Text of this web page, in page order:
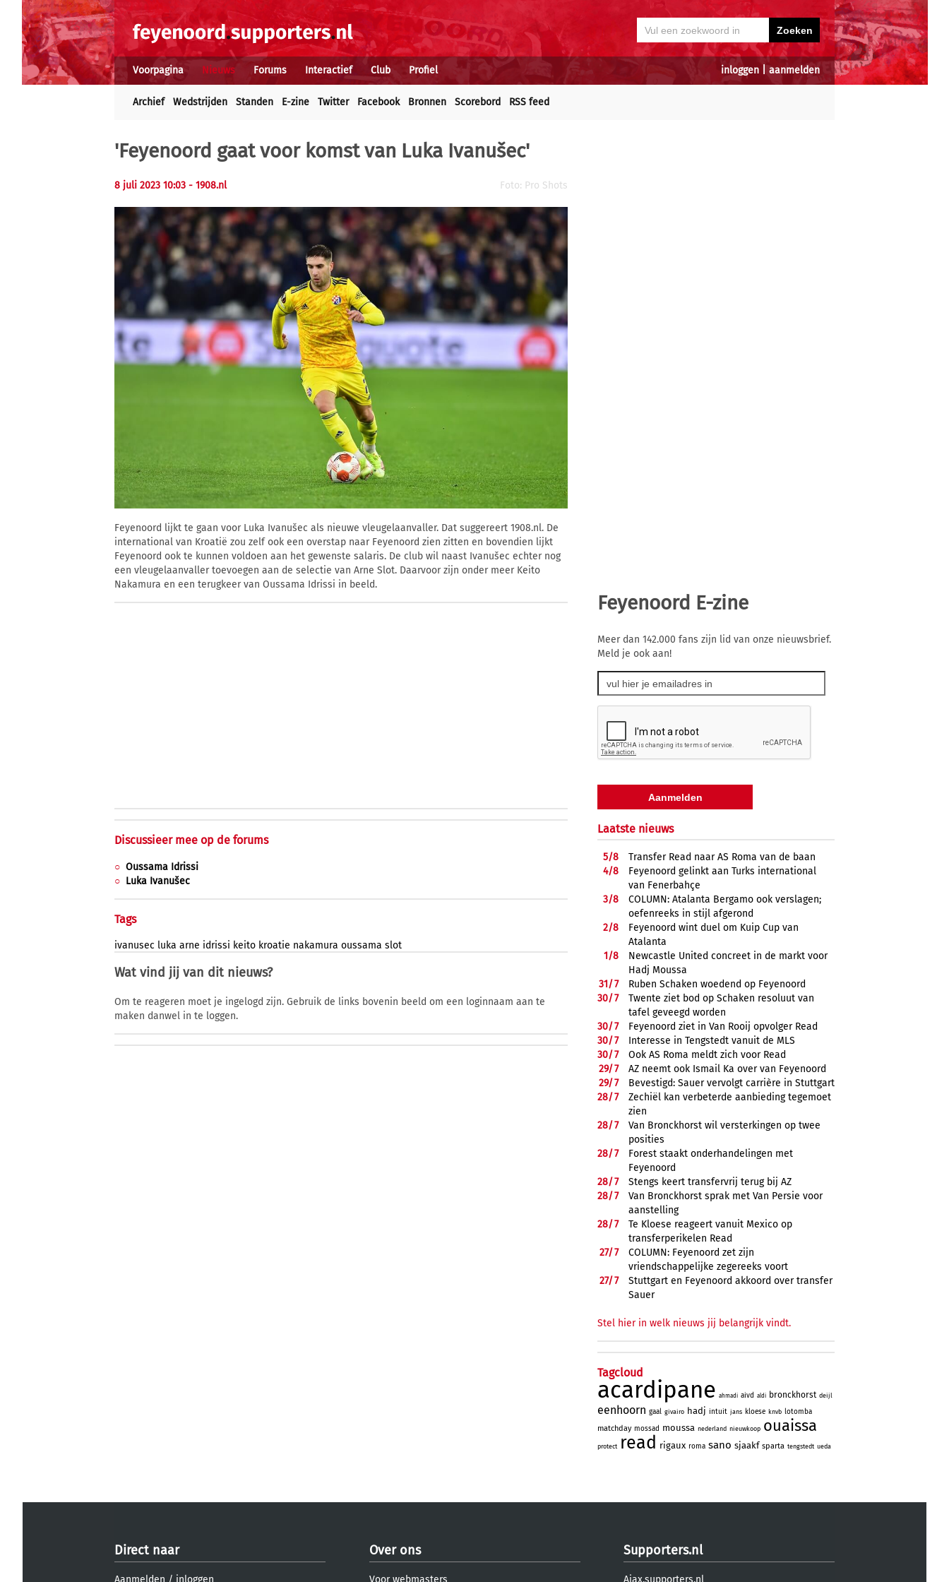
inloggen aanmelden
Voorpagina Nieuws Forums Interactief Club Profiel
Archief Wedstrijden Standen E-zine Twitter Facebook Bronnen Scorebord RSS feed
'Feyenoord gaat voor komst van Luka Ivanušec'
8 juli 2023 10:03 - 1908.nl Foto: Pro Shots
Feyenoord lijkt te gaan voor Luka Ivanušec als nieuwe vleugelaanvaller. Dat suggereert 1908.nl. De
international van Kroatië zou zelf ook een overstap naar Feyenoord zien zitten en bovendien lijkt
Feyenoord ook te kunnen voldoen aan het gewenste salaris. De club wil naast Ivanušec echter nog
een vleugelaanvaller toevoegen aan de selectie van Arne Slot. Daarvoor zijn onder meer Keito
Nakamura en een terugkeer van Oussama Idrissi in beeld.
Discussieer mee op de forums
Oussama Idrissi
Luka Ivanušec
Tags
ivanusec luka arne idrissi keito kroatie nakamura oussama slot
Wat vind jij van dit nieuws?
Om te reageren moet je ingelogd zijn. Gebruik de links bovenin beeld om een loginnaam aan te
maken danwel in te loggen.
Feyenoord E-zine
Meer dan 142.000 fans zijn lid van onze nieuwsbrief.
Meld je ook aan!
Laatste nieuws
5/8
Transfer Read naar AS Roma van de baan
4/8
Feyenoord gelinkt aan Turks international
van Fenerbahçe
3/8
COLUMN: Atalanta Bergamo ook verslagen;
oefenreeks in stijl afgerond
2/8
Feyenoord wint duel om Kuip Cup van
Atalanta
1/8
Newcastle United concreet in de markt voor
Hadj Moussa
31/7
Ruben Schaken woedend op Feyenoord
30/7
Twente ziet bod op Schaken resoluut van
tafel geveegd worden
30/7
Feyenoord ziet in Van Rooij opvolger Read
30/7
Interesse in Tengstedt vanuit de MLS
30/7
Ook AS Roma meldt zich voor Read
29/7
AZ neemt ook Ismail Ka over van Feyenoord
29/7
Bevestigd: Sauer vervolgt carrière in Stuttgart
28/7
Zechiël kan verbeterde aanbieding tegemoet
zien
28/7
Van Bronckhorst wil versterkingen op twee
posities
28/7
Forest staakt onderhandelingen met
Feyenoord
28/7
Stengs keert transfervrij terug bij AZ
28/7
Van Bronckhorst sprak met Van Persie voor
aanstelling
28/7
Te Kloese reageert vanuit Mexico op
transferperikelen Read
27/7
COLUMN: Feyenoord zet zijn
vriendschappelijke zegereeks voort
27/7
Stuttgart en Feyenoord akkoord over transfer
Sauer
Stel hier in welk nieuws jij belangrijk vindt.
Tagcloud
acardipane ahmadi aivd aldi bronckhorst deijl
eenhoorn gaal givairo hadj intuit jans kloese knvb lotomba
matchday mossad moussa nederland nieuwkoop ouaissa
protect read rigaux roma sano sjaakf sparta tengstedt ueda
Direct naar
Aanmelden / inloggen
Over ons
Voor webmasters
Supporters.nl
Ajax.supporters.nl